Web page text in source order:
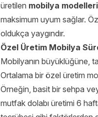
üretilen mobilya modelleri
maksimum uyum sağlar.
oldukça yaygındır.
Özel Üretim Mobilya
Mobilyanın büyüklüğüne,
Ortalama bir özel üretim
Örneğin, basit bir sehpa
mutfak dolabı üretimi 6